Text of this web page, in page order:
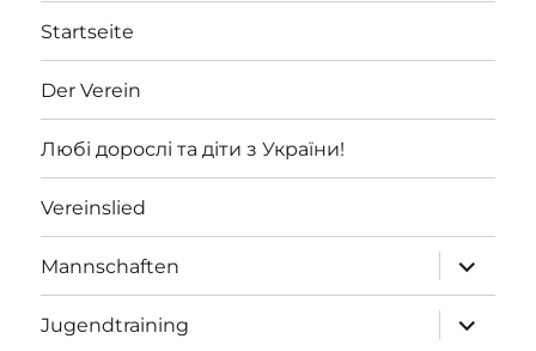
Startseite
Der Verein
Любі дорослі та діти з України!
Vereinslied
Mannschaften
öffnen
Jugendtraining
öffnen